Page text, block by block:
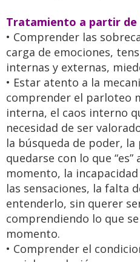
Tratamiento a partir de
• Comprender las
carga de emociones,
internas y externas,
• Estar atento a la
comprender el parloteo
interna, el caos interno
necesidad de ser
la búsqueda de poder, la
quedarse con lo que
momento, la
las sensaciones, la falta
entenderlo, sin querer
comprendiendo lo que
momento.
• Comprender el